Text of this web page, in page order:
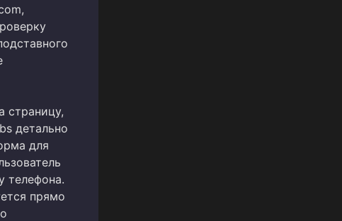
страницу,
детально
для
телефона.
прямо